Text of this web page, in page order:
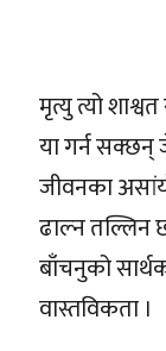
मृत्यु त्यो
या गर्न
जीवनका
ढाल्न तल्लिन
बाँचनुको
वास्तविकता ।